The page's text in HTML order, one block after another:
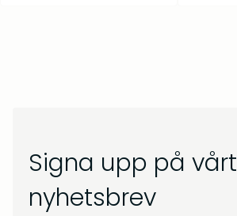
Signa upp på vårt
nyhetsbrev